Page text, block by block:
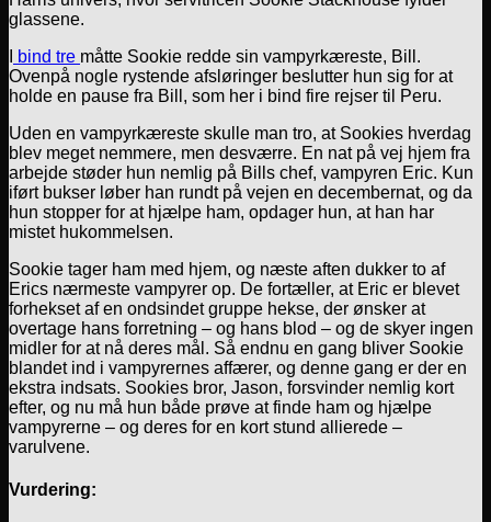
glassene.
bind tre måtte Sookie redde sin vampyrkæreste, Bill.
Ovenpå nogle rystende afsløringer beslutter hun sig for at
holde en pause fra Bill, som her i bind fire rejser til Peru.
Uden en vampyrkæreste skulle man tro, at Sookies hverdag
blev meget nemmere, men desværre. En nat på vej hjem fra
arbejde støder hun nemlig på Bills chef, vampyren Eric. Kun
iført bukser løber han rundt på vejen en decembernat, og da
hun stopper for at hjælpe ham, opdager hun, at han har
mistet hukommelsen.
Sookie tager ham med hjem, og næste aften dukker to af
Erics nærmeste vampyrer op. De fortæller, at Eric er blevet
forhekset af en ondsindet gruppe hekse, der ønsker at
overtage hans forretning – og hans blod – og de skyer ingen
midler for at nå deres mål. Så endnu en gang bliver Sookie
blandet ind i vampyrernes affærer, og denne gang er der en
ekstra indsats. Sookies bror, Jason, forsvinder nemlig kort
efter, og nu må hun både prøve at finde ham og hjælpe
vampyrerne – og deres for en kort stund allierede –
varulvene.
Vurdering: